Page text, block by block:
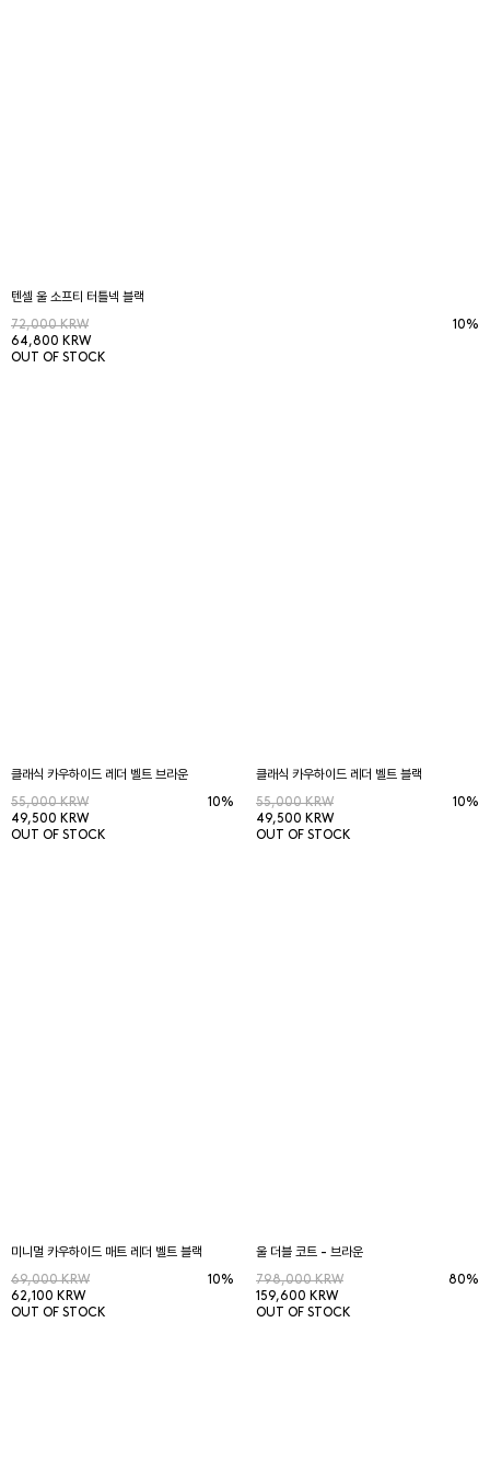
텐셀 울 소프티 터틀넥 블랙
72,000 KRW
64,800 KRW
10%
OUT OF STOCK
클래식 카우하이드 레더 벨트 브라운
55,000 KRW
49,500 KRW
10%
OUT OF STOCK
클래식 카우하이드 레더 벨트 블랙
55,000 KRW
49,500 KRW
10%
OUT OF STOCK
미니멀 카우하이드 매트 레더 벨트 블랙
69,000 KRW
62,100 KRW
10%
OUT OF STOCK
울 더블 코트 - 브라운
798,000 KRW
159,600 KRW
80%
OUT OF STOCK